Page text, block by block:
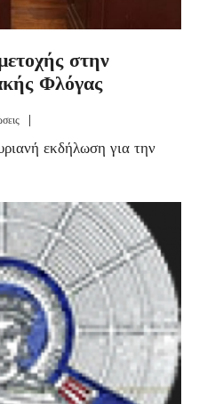
στην
Φλόγας
|
εκδήλωση για την